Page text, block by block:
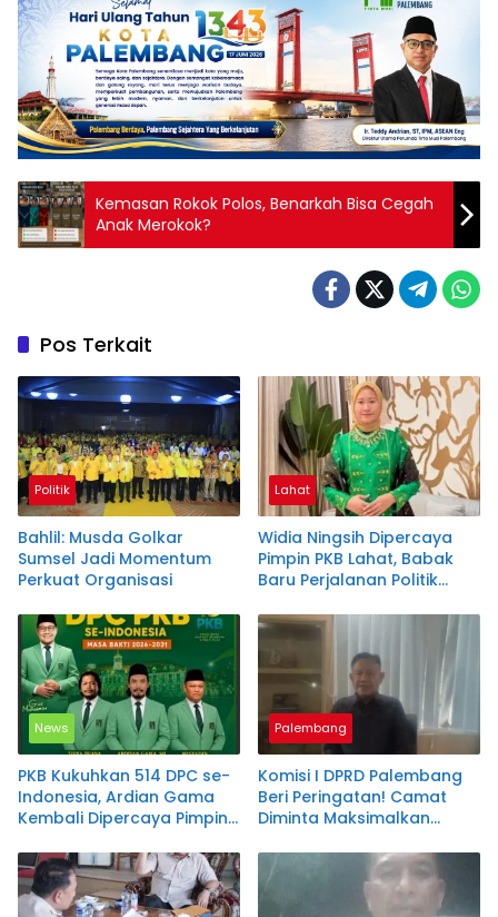
Kemasan Rokok Polos, Benarkah Bisa Cegah
Anak Merokok?
Pos Terkait
Politik
Bahlil: Musda Golkar
Sumsel Jadi Momentum
Perkuat Organisasi
Lahat
Widia Ningsih Dipercaya
Pimpin PKB Lahat, Babak
Baru Perjalanan Politik
News
PKB Kukuhkan 514 DPC se-
Indonesia, Ardian Gama
Kembali Dipercaya Pimpin
Palembang
Komisi I DPRD Palembang
Beri Peringatan! Camat
Diminta Maksimalkan
Posyandu